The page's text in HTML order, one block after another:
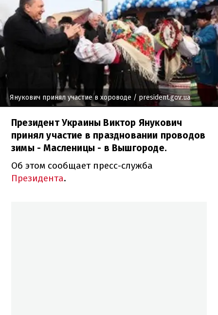
Янукович принял участие в хороводе / president.gov.ua
Президент Украины Виктор Янукович
принял участие в праздновании проводов
зимы - Масленицы - в Вышгороде.
Об этом сообщает пресс-служба
Президента.